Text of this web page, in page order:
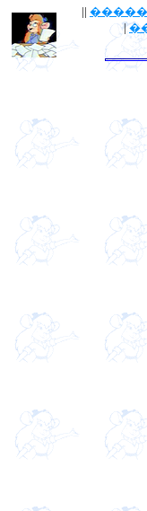
||
|